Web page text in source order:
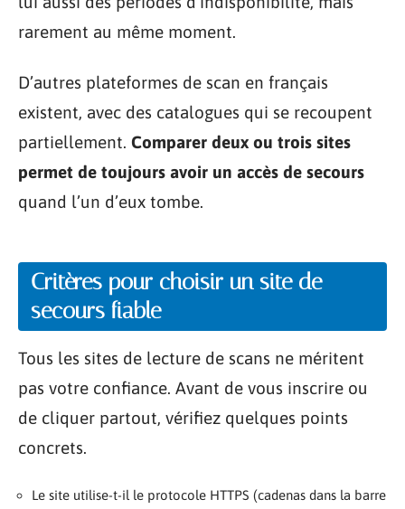
rarement au même moment.
D’autres plateformes de scan en français
existent, avec des catalogues qui se recoupent
partiellement. Comparer deux ou trois sites
permet de toujours avoir un accès de secours
quand l’un d’eux tombe.
Critères pour choisir un site de
secours fiable
Tous les sites de lecture de scans ne méritent
pas votre confiance. Avant de vous inscrire ou
de cliquer partout, vérifiez quelques points
concrets.
Le site utilise-t-il le protocole HTTPS (cadenas dans la barre